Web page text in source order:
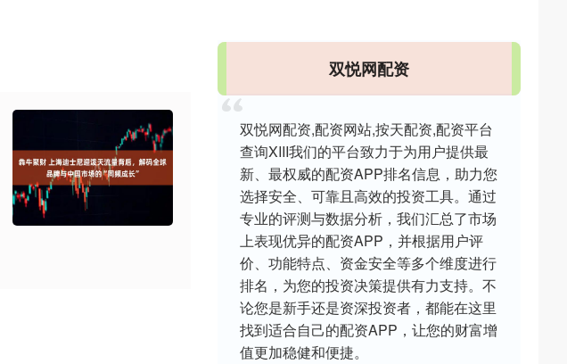
双悦网配资
双悦网配资,配资网站,按天配资,配资平台
查询XIII‌我们的平台致力于为用户提供最
新、最权威的配资APP排名信息，助力您
选择安全、可靠且高效的投资工具。通过
专业的评测与数据分析，我们汇总了市场
上表现优异的配资APP，并根据用户评
价、功能特点、资金安全等多个维度进行
排名，为您的投资决策提供有力支持。不
论您是新手还是资深投资者，都能在这里
找到适合自己的配资APP，让您的财富增
值更加稳健和便捷。